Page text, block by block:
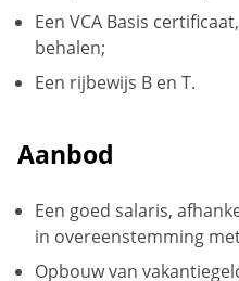
Een VCA Basis
behalen;
Een rijbewijs B en T.
Aanbod
Een goed salaris,
in overeenstemming
Opbouw van